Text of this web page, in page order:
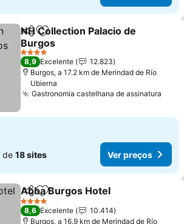
PartilharAdicionar aos favoritos
NH Collection Palacio de
Burgos
Ver preços
4 Estrelas
8,9 Excelente
12.823
Burgos, a 17.2 km de Merindad de Río
Ubierna
Gastronomia castelhana de assinatura
de 18 sites Ver preços
PartilharAdicionar aos favoritos
Abba Burgos Hotel
4 Estrelas
8,6 Excelente
10.414
Burgos, a 16.9 km de Merindad de Río